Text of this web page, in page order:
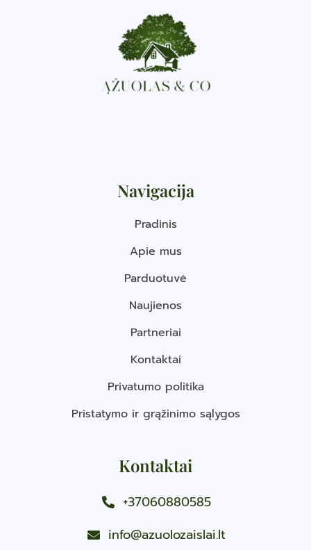
Navigacija
Pradinis
Apie mus
Parduotuvė
Naujienos
Partneriai
Kontaktai
Privatumo politika
Pristatymo ir grąžinimo sąlygos
Kontaktai
+37060880585
info@azuolozaislai.lt